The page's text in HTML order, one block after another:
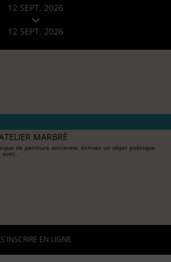
12 SEPT. 2026
12 SEPT. 2026
MARBRÉ
de peinture ancienne, écrivez un objet poétique
S'INSCRIRE EN LIGNE